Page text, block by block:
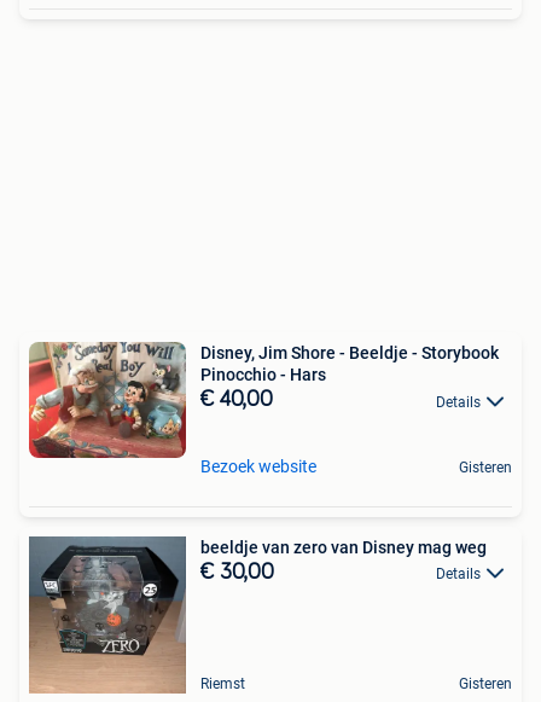
Disney, Jim Shore - Beeldje - Storybook
Pinocchio - Hars
€ 40,00 Details
Bezoek website Gisteren
beeldje van zero van Disney mag weg
€ 30,00 Details
Riemst Gisteren